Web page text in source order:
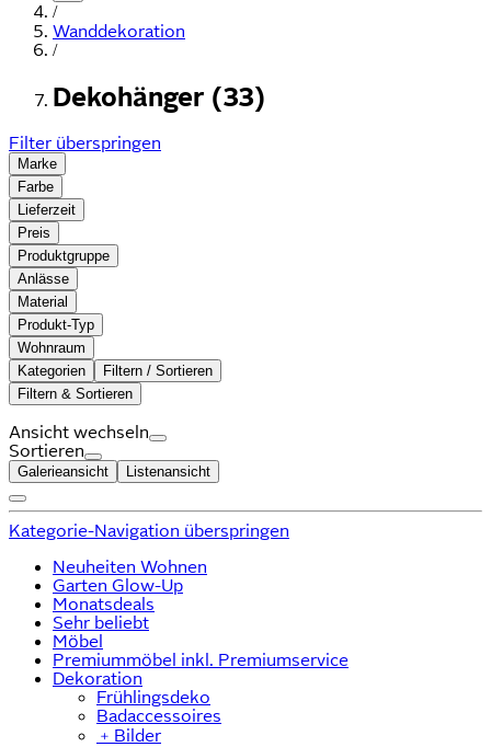
/
Wanddekoration
/
Dekohänger (33)
Filter überspringen
Marke
Farbe
Lieferzeit
Preis
Produktgruppe
Anlässe
Material
Produkt-Typ
Wohnraum
Kategorien
Filtern / Sortieren
Filtern & Sortieren
Ansicht wechseln
Sortieren
Galerieansicht Listenansicht
Kategorie-Navigation überspringen
Neuheiten Wohnen
Garten Glow-Up
Monatsdeals
Sehr beliebt
Möbel
Premiummöbel inkl. Premiumservice
Dekoration
Frühlingsdeko
Badaccessoires
﹢ Bilder